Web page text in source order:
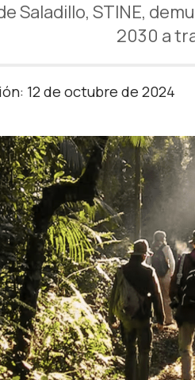
Saladillo, STINE,
2030 a
12 de octubre de 2024